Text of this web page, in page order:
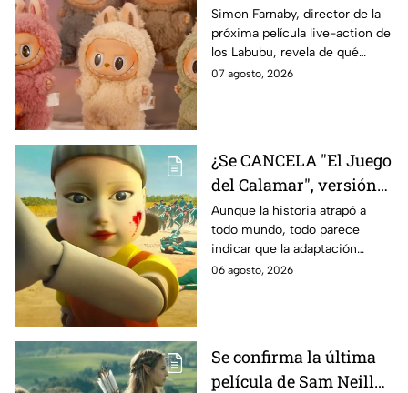
Labubu: de qué tratará
y cuándo se estrena
Simon Farnaby, director de la
próxima película live-action de
los Labubu, revela de qué
tratará la cinta. Aquí te
07 agosto, 2026
¿Se CANCELA "El Juego
del Calamar", versión
Estados Unidos? Esto
es lo que se sabe al
momento
Aunque la historia atrapó a
todo mundo, todo parece
indicar que la adaptación
podría ser cancelada:
06 agosto, 2026
Se confirma la última
película de Sam Neill